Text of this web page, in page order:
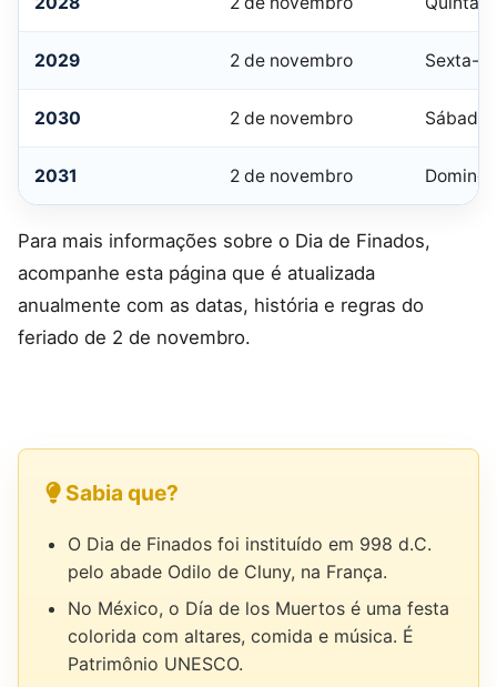
2029 2 de novembro Sexta-
2030 2 de novembro Sábado
2031 2 de novembro Domingo
Para mais informações sobre o Dia de Finados,
acompanhe esta página que é atualizada
anualmente com as datas, história e regras do
feriado de 2 de novembro.
Sabia que?
O Dia de Finados foi instituído em 998 d.C.
pelo abade Odilo de Cluny, na França.
No México, o Día de los Muertos é uma festa
colorida com altares, comida e música. É
Patrimônio UNESCO.